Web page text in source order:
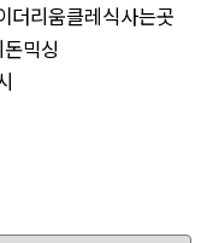
더리움클레식사는곳
믹싱